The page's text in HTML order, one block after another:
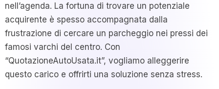
nell’agenda. La fortuna di trovare un potenziale
acquirente è spesso accompagnata dalla
frustrazione di cercare un parcheggio nei pressi dei
famosi varchi del centro. Con
“QuotazioneAutoUsata.it”, vogliamo alleggerire
questo carico e offrirti una soluzione senza stress.